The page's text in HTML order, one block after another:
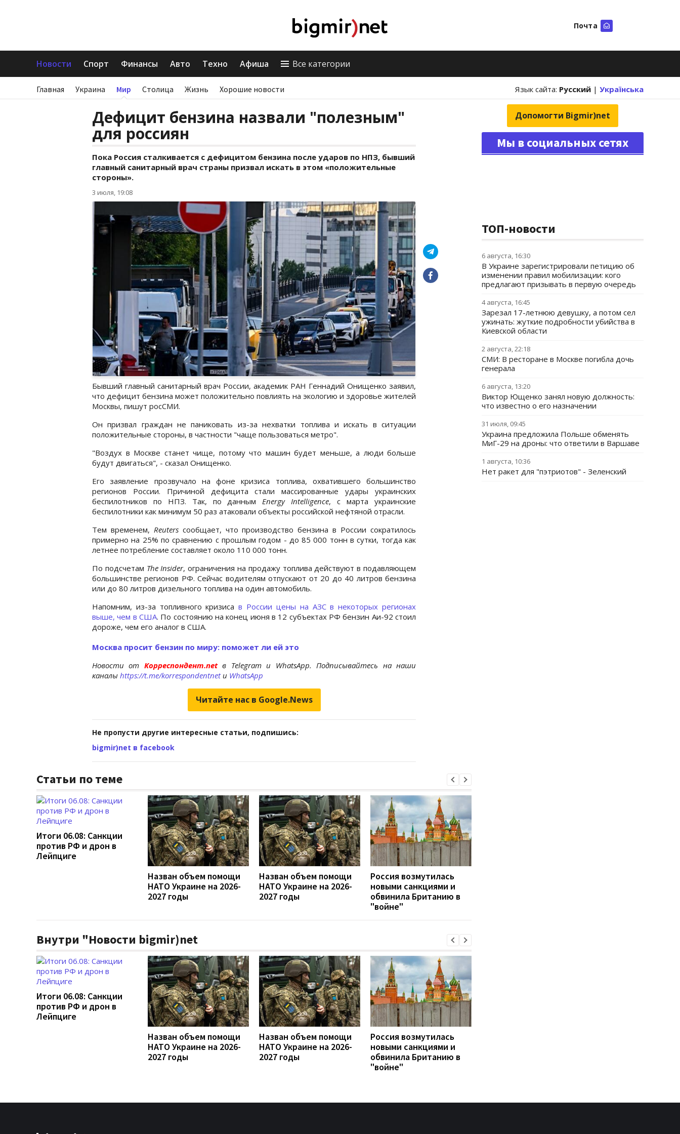
Почта
Новости Спорт Финансы Авто Техно Афиша Все категории
Главная Украина Мир Столица Жизнь Хорошие новости Язык сайта: Русский | Українська
Дефицит бензина назвали "полезным"
для россиян
Пока Россия сталкивается с дефицитом бензина после ударов по НПЗ, бывший
главный санитарный врач страны призвал искать в этом «положительные
стороны».
3 июля, 19:08
Бывший главный санитарный врач России, академик РАН Геннадий Онищенко заявил,
что дефицит бензина может положительно повлиять на экологию и здоровье жителей
Москвы, пишут росСМИ.
Он призвал граждан не паниковать из-за нехватки топлива и искать в ситуации
положительные стороны, в частности "чаще пользоваться метро".
"Воздух в Москве станет чище, потому что машин будет меньше, а люди больше
будут двигаться", - сказал Онищенко.
Его заявление прозвучало на фоне кризиса топлива, охватившего большинство
регионов России. Причиной дефицита стали массированные удары украинских
беспилотников по НПЗ. Так, по данным Energy Intelligence, с марта украинские
беспилотники как минимум 50 раз атаковали объекты российской нефтяной отрасли.
Тем временем, Reutersсообщает, что производство бензина в России сократилось
примерно на 25% по сравнению с прошлым годом - до 85 000 тонн в сутки, тогда как
летнее потребление составляет около 110 000 тонн.
По подсчетам The Insider, ограничения на продажу топлива действуют в подавляющем
большинстве регионов РФ. Сейчас водителям отпускают от 20 до 40 литров бензина
или до 80 литров дизельного топлива на один автомобиль.
Напомним, из-за топливного кризисав России цены на АЗС в некоторых регионах
выше, чем в США. По состоянию на конец июня в 12 субъектах РФ бензин Аи-92 стоил
дороже, чем его аналог в США.
Москва просит бензин по миру: поможет ли ей это
Новости от Корреспондент.netв Telegram и WhatsApp. Подписывайтесь на наши
каналы https://t.me/korrespondentnetи WhatsApp
Читайте нас в Google.News
Не пропусти другие интересные статьи, подпишись:
bigmir)net в facebook
Статьи по теме
Итоги 06.08: Санкции
против РФ и дрон в
Лейпциге
Назван объем помощи
НАТО Украине на 2026-
2027 годы
Назван объем помощи
НАТО Украине на 2026-
2027 годы
Россия возмутилась
новыми санкциями и
обвинила Британию в
"войне"
Внутри "Новости bigmir)net
Итоги 06.08: Санкции
против РФ и дрон в
Лейпциге
Назван объем помощи
НАТО Украине на 2026-
2027 годы
Назван объем помощи
НАТО Украине на 2026-
2027 годы
Россия возмутилась
новыми санкциями и
обвинила Британию в
"войне"
Допомогти Bigmir)net
Мы в социальных сетях
ТОП-новости
6 августа, 16:30
В Украине зарегистрировали петицию об
изменении правил мобилизации: кого
предлагают призывать в первую очередь
4 августа, 16:45
Зарезал 17-летнюю девушку, а потом сел
ужинать: жуткие подробности убийства в
Киевской области
2 августа, 22:18
СМИ: В ресторане в Москве погибла дочь
генерала
6 августа, 13:20
Виктор Ющенко занял новую должность:
что известно о его назначении
31 июля, 09:45
Украина предложила Польше обменять
МиГ-29 на дроны: что ответили в Варшаве
1 августа, 10:36
Нет ракет для "пэтриотов" - Зеленский